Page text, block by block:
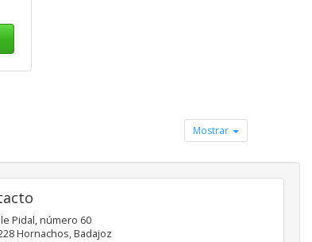
Mostrar
Pidal, número 60
Hornachos,Badajoz